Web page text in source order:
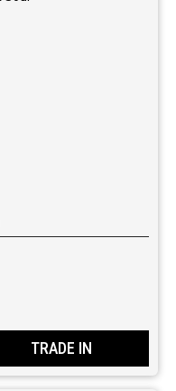
TRADE IN